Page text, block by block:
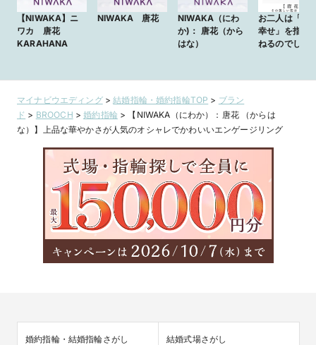
【NIWAKA】ニ
ワカ 唐花
KARAHANA
NIWAKA 唐花
NIWAKA（にわ
か)： 唐花（から
はな）
お二人は「ど
幸せ」を指輪
ねるのでしょ
マイナビウエディング>結婚指輪・婚約指輪TOP > ブラン
ド > BROOCH >婚約指輪 >
【NIWAKA（にわか）：唐花 （からは
な）】上品な華やかさが人気のオシャレでかわいいエンゲージリング
婚約指輪・結婚指輪さがし 結婚式場さがし